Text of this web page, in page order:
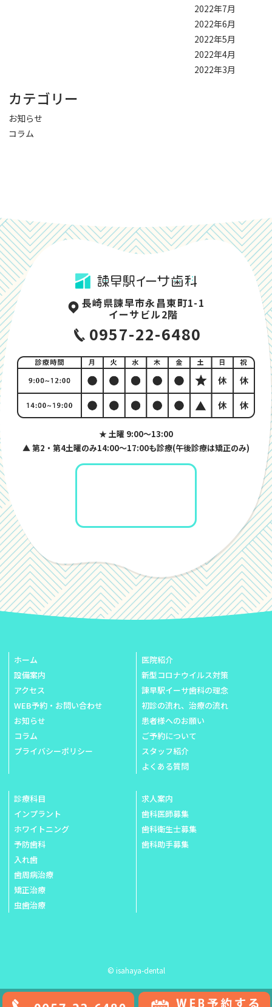
2022年7月
2022年6月
2022年5月
2022年4月
2022年3月
カテゴリー
お知らせ
コラム
長崎県諫早市永昌東町1-1
イーサビル2階
0957-22-6480
★ 土曜 9:00〜13:00
▲ 第2・第4土曜のみ14:00〜17:00も診療(午後診療は矯正のみ)
ホーム
設備案内
アクセス
WEB予約・お問い合わせ
お知らせ
コラム
プライバシーポリシー
医院紹介
新型コロナウイルス対策
諫早駅イーサ歯科の理念
初診の流れ、治療の流れ
患者様へのお願い
ご予約について
スタッフ紹介
よくある質問
診療科目
インプラント
ホワイトニング
予防歯科
入れ歯
歯周病治療
矯正治療
虫歯治療
求人案内
歯科医師募集
歯科衛生士募集
歯科助手募集
© isahaya-dental